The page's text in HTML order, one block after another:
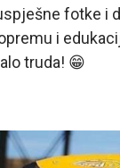
fotke i
i
truda! 😁